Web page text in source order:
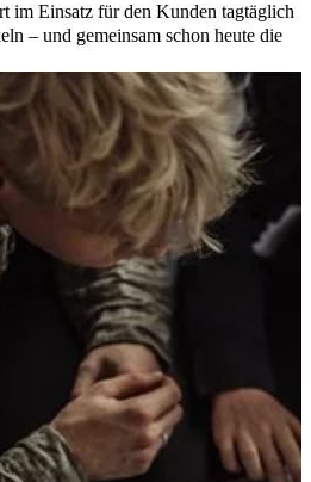
im Einsatz für den Kunden tagtäglich
– und gemeinsam schon heute die